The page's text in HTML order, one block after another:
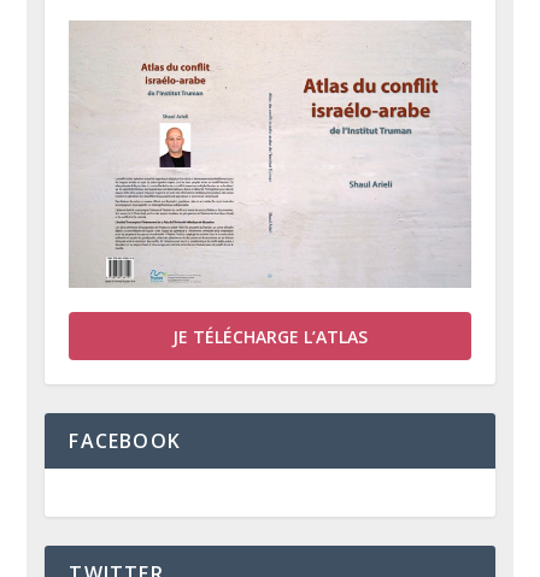
JE TÉLÉCHARGE L’ATLAS
FACEBOOK